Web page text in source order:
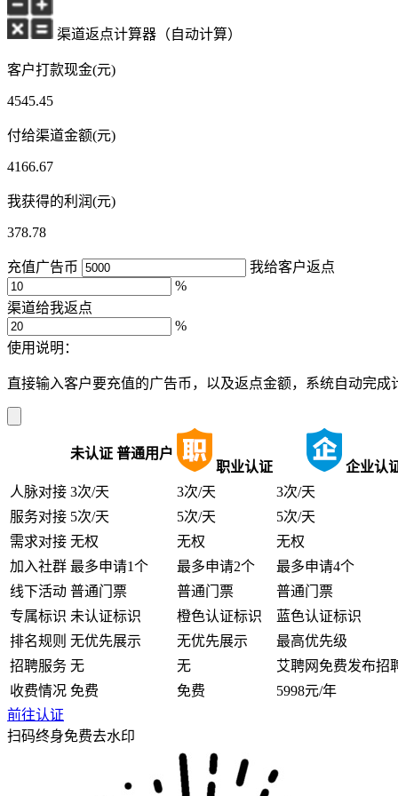
渠道返点计算器（自动计算）
客户打款现金(元)
4545.45
付给渠道金额(元)
4166.67
我获得的利润(元)
378.78
充值广告币
我给客户返点
%
渠道给我返点
%
使用说明：
直接输入客户要充值的广告币，以及返点金额，系统自动完
未认证 普通用户
职业认证
企业认
人脉对接 3次/天 3次/天
3次/天
服务对接 5次/天 5次/天
5次/天
需求对接 无权 无权
无权
加入社群 最多申请1个 最多申请2个
最多申请4个
线下活动 普通门票 普通门票
普通门票
专属标识 未认证标识 橙色认证标识
蓝色认证标识
排名规则 无优先展示 无优先展示
最高优先级
招聘服务 无 无
艾聘网免费发布招
收费情况 免费 免费
5998元/年
前往认证
扫码终身免费去水印